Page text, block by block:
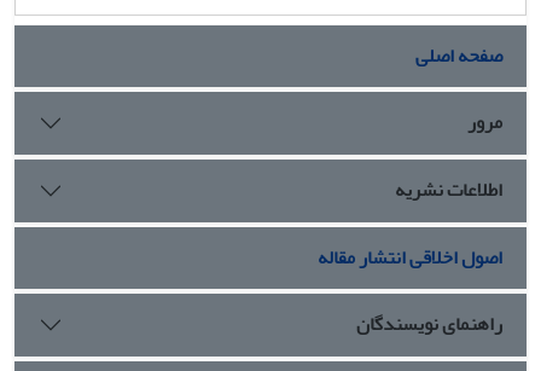
صفحه اصلی
مرور
اطلاعات نشریه
اصول اخلاقی انتشار مقاله
راهنمای نویسندگان